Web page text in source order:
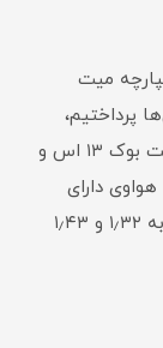
کامپیوتر یکپارچه میت
پرداختیم،
هواوی دو مدل لپ‌تاپ معرفی کرده است که میت بوک ۱۳ اس و
هواوی دارای
بدنه‌ای فلزی هستند که وزن آن‌ها را به ترتیب به ۱٫۳۲ و ۱٫۴۳